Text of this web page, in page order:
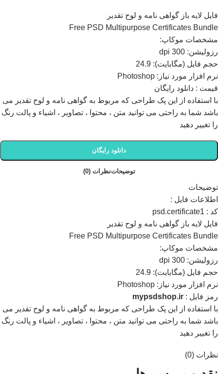
فایل لایه باز گواهی نامه و لوح تقدیر
Free PSD Multipurpose Certificates Bundle
مشخصات موکاپ:
رزوليشن: 300 dpi
حجم فايل (مگابايت): 24.9
نرم افزار مورد نياز: Photoshop
قیمت : دانلود رایگان
با استفاده از این پک طراحی که مربوط به گواهی نامه و لوح تقدیر می
باشد شما به راحتی می توانید متن ، محتوا ، تصاویر ، اشیاء و پالت رنگ
را تغییر دهید
دانلود رایگان
توضیحاتنظرات (0)
توضیحات
اطلاعات فايل :
کد : psd.certificate1
فایل لایه باز گواهی نامه و لوح تقدیر
Free PSD Multipurpose Certificates Bundle
مشخصات موکاپ:
رزوليشن: 300 dpi
حجم فايل (مگابايت): 24.9
نرم افزار مورد نياز: Photoshop
رمز فایل : mypsdshop.ir
با استفاده از این پک طراحی که مربوط به گواهی نامه و لوح تقدیر می
باشد شما به راحتی می توانید متن ، محتوا ، تصاویر ، اشیاء و پالت رنگ
را تغییر دهید
نظرات (0)